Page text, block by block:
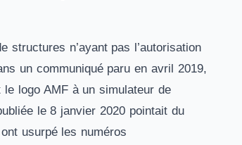
structures n’ayant pas l’autorisation
un communiqué paru en avril 2019,
logo AMF à un simulateur de
le 8 janvier 2020 pointait du
usurpé les numéros